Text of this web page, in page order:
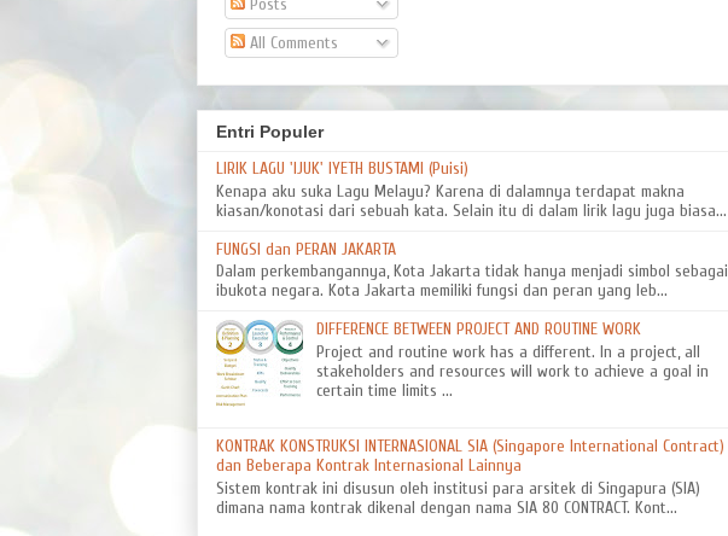
Posts
All Comments
Entri Populer
LIRIK LAGU 'IJUK' IYETH BUSTAMI (Puisi)
Kenapa aku suka Lagu Melayu? Karena di dalamnya terdapat makna
kiasan/konotasi dari sebuah kata. Selain itu di dalam lirik lagu juga biasa...
FUNGSI dan PERAN JAKARTA
Dalam perkembangannya, Kota Jakarta tidak hanya menjadi simbol sebagai
ibukota negara. Kota Jakarta memiliki fungsi dan peran yang leb...
DIFFERENCE BETWEEN PROJECT AND ROUTINE WORK
Project and routine work has a different. In a project, all
stakeholders and resources will work to achieve a goal in
certain time limits ...
KONTRAK KONSTRUKSI INTERNASIONAL SIA (Singapore International Contract)
dan Beberapa Kontrak Internasional Lainnya
Sistem kontrak ini disusun oleh institusi para arsitek di Singapura (SIA)
dimana nama kontrak dikenal dengan nama SIA 80 CONTRACT. Kont...